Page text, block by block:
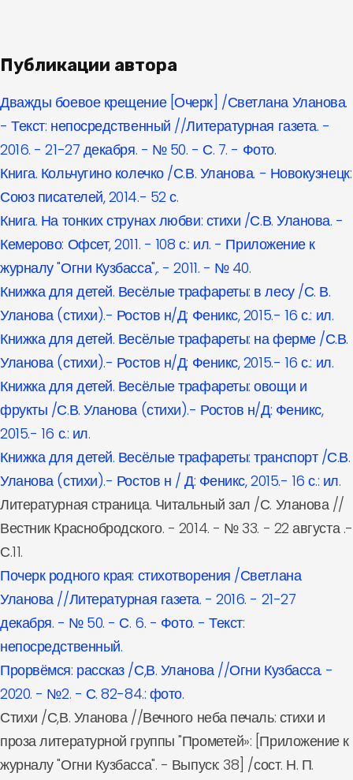
Публикации автора
Дважды боевое крещение [Очерк] /Светлана Уланова.
- Текст: непосредственный //Литературная газета. -
2016. - 21-27 декабря. - № 50. - С. 7. - Фото.
Книга. Кольчугино колечко /С.В. Уланова. - Новокузнецк:
Союз писателей, 2014.- 52 с.
Книга. На тонких струнах любви: стихи /С.В. Уланова. -
Кемерово: Офсет, 2011. - 108 с.: ил. - Приложение к
журналу "Огни Кузбасса",. - 2011. - № 40.
Книжка для детей. Весёлые трафареты: в лесу /С. В.
Уланова (стихи).- Ростов н/Д: Феникс, 2015.- 16 с.: ил.
Книжка для детей. Весёлые трафареты: на ферме /С.В.
Уланова (стихи).- Ростов н/Д: Феникс, 2015.- 16 с.: ил.
Книжка для детей. Весёлые трафареты: овощи и
фрукты /С.В. Уланова (стихи).- Ростов н/Д: Феникс,
2015.- 16 с.: ил.
Книжка для детей. Весёлые трафареты: транспорт /С.В.
Уланова (стихи).- Ростов н / Д: Феникс, 2015.- 16 с.: ил.
Литературная страница. Читальный зал /С. Уланова //
Вестник Краснобродского. - 2014. - № 33. - 22 августа .-
С.11.
Почерк родного края: стихотворения /Светлана
Уланова //Литературная газета. - 2016. - 21-27
декабря. - № 50. - С. 6. - Фото. - Текст:
непосредственный.
Прорвёмся: рассказ /С,В. Уланова //Огни Кузбасса. -
2020. - №2. - С. 82-84.: фото.
Стихи /С,В. Уланова //Вечного неба печаль: стихи и
проза литературной группы "Прометей»: [Приложение к
журналу "Огни Кузбасса". - Выпуск: 38] /сост. Н. П.